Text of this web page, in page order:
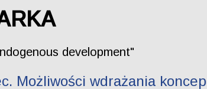
development"
Możliwości wdrażania